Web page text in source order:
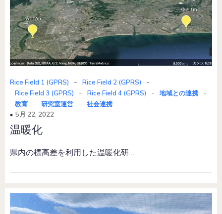
Rice Field 1 (GPRS) - Rice Field 2 (GPRS) -
Rice Field 3 (GPRS) - Rice Field 4 (GPRS) - 地域との連携 -
教育 - 研究室運営 -
社会連携
5月 22, 2022
温暖化
県内の標高差を利用した温暖化研…